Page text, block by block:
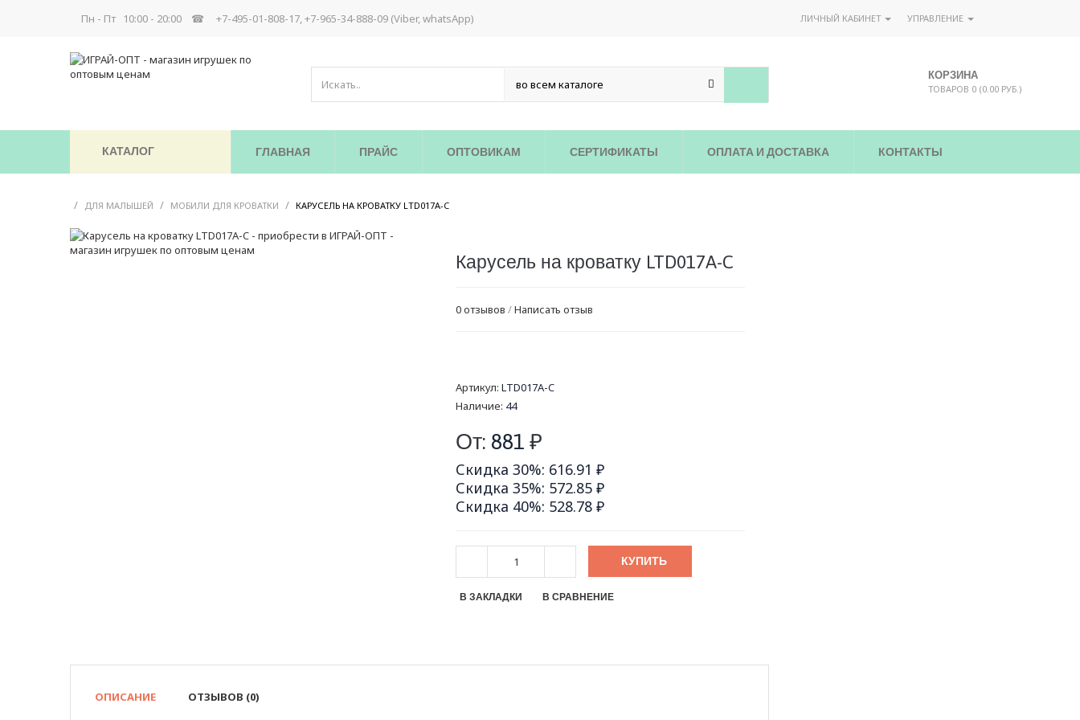
Пн - Пт 10:00 - 20:00 ☎ +7-495-01-808-17, +7-965-34-888-09 (Viber, whatsApp) ЛИЧНЫЙ КАБИНЕТ УПРАВЛЕНИЕ
КОРЗИНА
ТОВАРОВ 0 (0.00 РУБ.)
КАТАЛОГ ГЛАВНАЯ ПРАЙС ОПТОВИКАМ СЕРТИФИКАТЫ ОПЛАТА И ДОСТАВКА КОНТАКТЫ
/ ДЛЯ МАЛЫШЕЙ / МОБИЛИ ДЛЯ КРОВАТКИ / КАРУСЕЛЬ НА КРОВАТКУ LTD017A-C
Карусель на кроватку LTD017A-C
0 отзывов /Написать отзыв
Артикул: LTD017A-C
Наличие: 44
От: 881 ₽
Скидка 30%: 616.91 ₽
Скидка 35%: 572.85 ₽
Скидка 40%: 528.78 ₽
КУПИТЬ
В ЗАКЛАДКИ В СРАВНЕНИЕ
ОПИСАНИЕ ОТЗЫВОВ (0)